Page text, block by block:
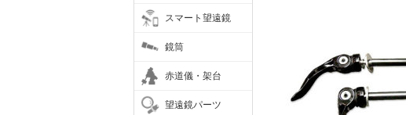
スマート望遠鏡
鏡筒
赤道儀・架台
望遠鏡パーツ